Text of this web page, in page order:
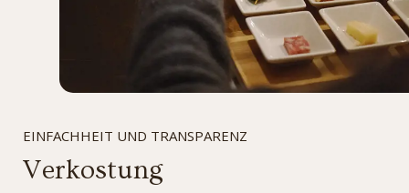
EINFACHHEIT UND TRANSPARENZ
Verkostung